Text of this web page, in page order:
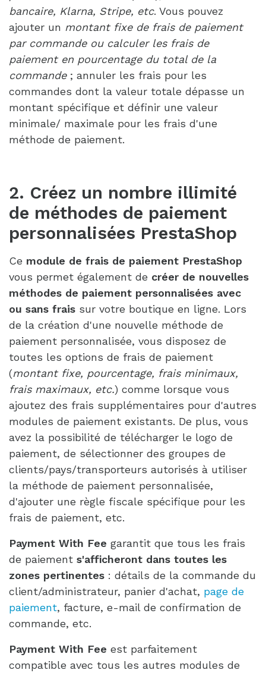
bancaire, Klarna, Stripe, etc. Vous pouvez
ajouter un montant fixe de frais de paiement
par commande ou calculer les frais de
paiement en pourcentage du total de la
commande; annuler les frais pour les
commandes dont la valeur totale dépasse un
montant spécifique et définir une valeur
minimale/ maximale pour les frais d'une
méthode de paiement.
2. Créez un nombre illimité
de méthodes de paiement
personnalisées PrestaShop
Ce module de frais de paiement PrestaShop
vous permet également de créer de nouvelles
méthodes de paiement personnalisées avec
ou sans frais sur votre boutique en ligne. Lors
de la création d'une nouvelle méthode de
paiement personnalisée, vous disposez de
toutes les options de frais de paiement
(montant fixe, pourcentage, frais minimaux,
frais maximaux, etc.) comme lorsque vous
ajoutez des frais supplémentaires pour d'autres
modules de paiement existants. De plus, vous
avez la possibilité de télécharger le logo de
paiement, de sélectionner des groupes de
clients/pays/transporteurs autorisés à utiliser
la méthode de paiement personnalisée,
d'ajouter une règle fiscale spécifique pour les
frais de paiement, etc.
Payment With Fee garantit que tous les frais
de paiement s'afficheront dans toutes les
zones pertinentes : détails de la commande du
client/administrateur, panier d'achat, page de
paiement, facture, e-mail de confirmation de
commande, etc.
Payment With Fee est parfaitement
compatible avec tous les autres modules de